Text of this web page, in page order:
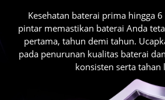
Kesehatan baterai prima hingga
pintar memastikan baterai Anda
pertama, tahun demi tahun.
pada penurunan kualitas baterai
konsisten serta tahan